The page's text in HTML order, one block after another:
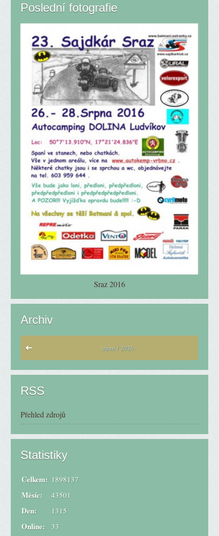
Poslední fotografie
Sraz 2016
Archiv
srpen / 2026
RSS
Přehled zdrojů
Statistiky
Online: 33
Celkem: 1898137
Měsíc: 43501
Den: 1315